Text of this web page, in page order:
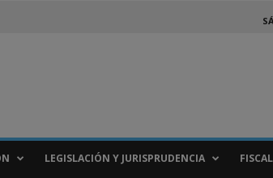
LEGISLACIÓN Y JURISPRUDENCIA FISCAL